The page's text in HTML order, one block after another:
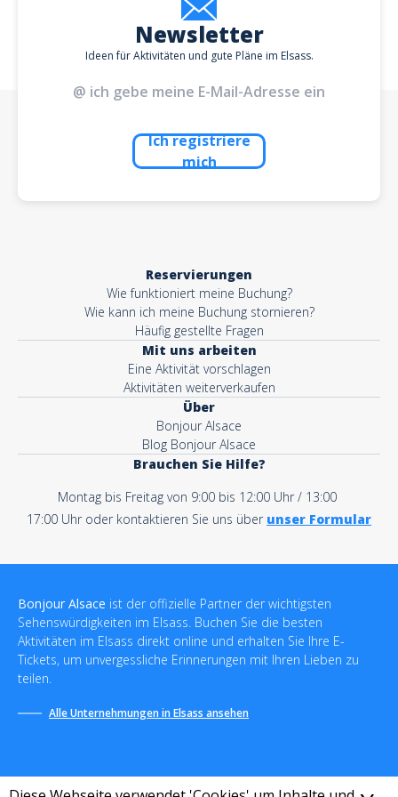
Newsletter
Ideen für Aktivitäten und gute Pläne im Elsass.
Ich registriere
mich
Reservierungen
Wie funktioniert meine Buchung?
Wie kann ich meine Buchung stornieren?
Häufig gestellte Fragen
Mit uns arbeiten
Eine Aktivität vorschlagen
Aktivitäten weiterverkaufen
Über
Bonjour Alsace
Blog Bonjour Alsace
Brauchen Sie Hilfe?
Montag bis Freitag von 9:00 bis 12:00 Uhr / 13:00
17:00 Uhr oder kontaktieren Sie uns über unser Formular
Bonjour Alsace ist der offizielle Partner der wichtigsten
Sehenswürdigkeiten im Elsass. Buchen Sie die besten
Aktivitäten im Elsass direkt online und erhalten Sie Ihre E-
Tickets, um unvergessliche Erinnerungen mit Ihren Lieben zu
teilen.
Alle Unternehmungen in Elsass ansehen